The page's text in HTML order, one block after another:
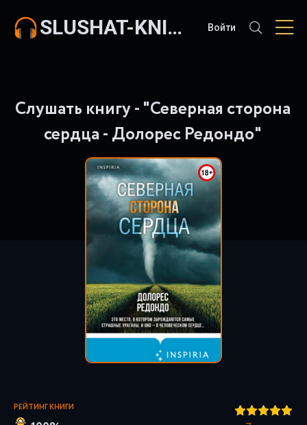
SLUSHAT-KNIGI.COM Войти
Слушать книгу - "Северная сторона
сердца - Долорес Редондо"
РЕЙТИНГ КНИГИ